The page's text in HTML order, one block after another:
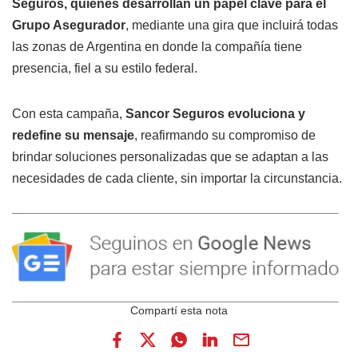
Seguros, quienes desarrollan un papel clave para el
Grupo Asegurador, mediante una gira que incluirá todas
las zonas de Argentina en donde la compañía tiene
presencia, fiel a su estilo federal.
Con esta campaña, Sancor Seguros evoluciona y
redefine su mensaje, reafirmando su compromiso de
brindar soluciones personalizadas que se adaptan a las
necesidades de cada cliente, sin importar la circunstancia.